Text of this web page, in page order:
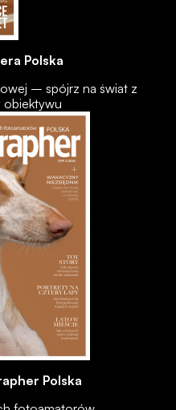
Polska
– spójrz na świat z
obiektywu
Polska